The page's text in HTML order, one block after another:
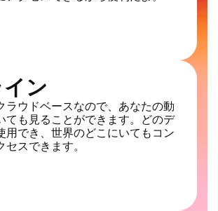
ン
ラウドベースなので、あなたの動
ても見ることができます。どのデ
用でき、世界のどこにいてもコン
スできます。